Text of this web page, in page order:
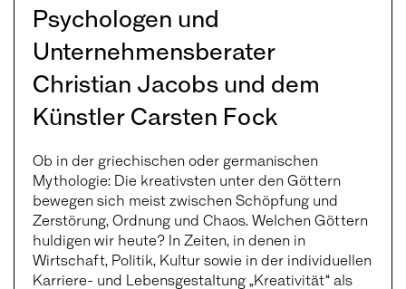
Psychologen und
Unternehmensberater
Christian Jacobs und dem
Künstler Carsten Fock
Ob in der griechischen oder germanischen
Mythologie: Die kreativsten unter den Göttern
bewegen sich meist zwischen Schöpfung und
Zerstörung, Ordnung und Chaos. Welchen Göttern
huldigen wir heute? In Zeiten, in denen in
Wirtschaft, Politik, Kultur sowie in der individuellen
Karriere- und Lebensgestaltung „Kreativität“ als